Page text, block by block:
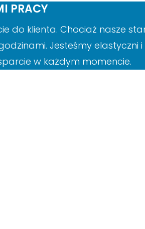
PRACY
do klienta. Chociaż nasze
Jesteśmy elastyczni
w każdym momencie.